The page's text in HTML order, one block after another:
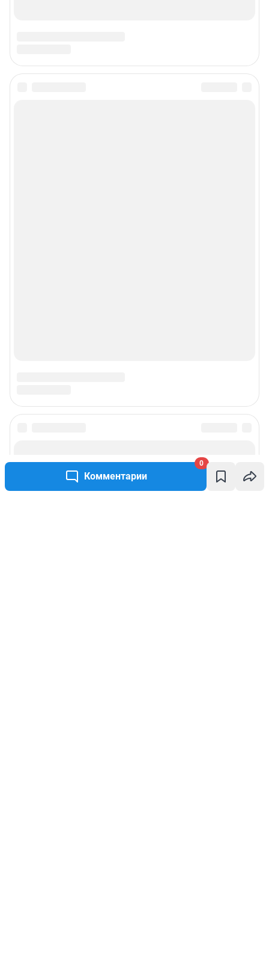
Комментарии
0